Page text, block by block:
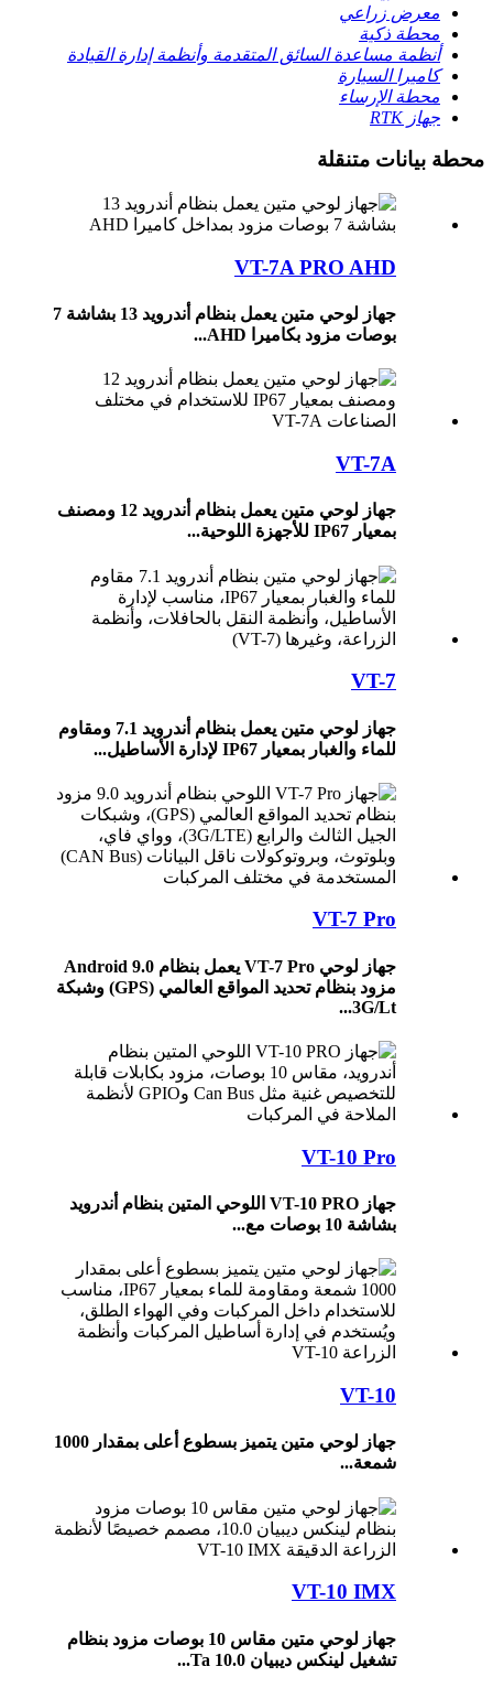
معرض زراعي
محطة ذكية
أنظمة مساعدة السائق المتقدمة وأنظمة إدارة القيادة
كاميرا السيارة
محطة الإرساء
جهاز RTK
محطة بيانات متنقلة
VT-7A PRO AHD
جهاز لوحي متين يعمل بنظام أندرويد 13 بشاشة 7
بوصات مزود بكاميرا AHD...
VT-7A
جهاز لوحي متين يعمل بنظام أندرويد 12 ومصنف
بمعيار IP67 للأجهزة اللوحية...
VT-7
جهاز لوحي متين يعمل بنظام أندرويد 7.1 ومقاوم
للماء والغبار بمعيار IP67 لإدارة الأساطيل...
VT-7 Pro
جهاز لوحي VT-7 Pro يعمل بنظام Android 9.0
مزود بنظام تحديد المواقع العالمي (GPS) وشبكة
3G/Lt...
VT-10 Pro
جهاز VT-10 PRO اللوحي المتين بنظام أندرويد
بشاشة 10 بوصات مع...
VT-10
جهاز لوحي متين يتميز بسطوع أعلى بمقدار 1000
شمعة...
VT-10 IMX
جهاز لوحي متين مقاس 10 بوصات مزود بنظام
تشغيل لينكس ديبيان 10.0 Ta...